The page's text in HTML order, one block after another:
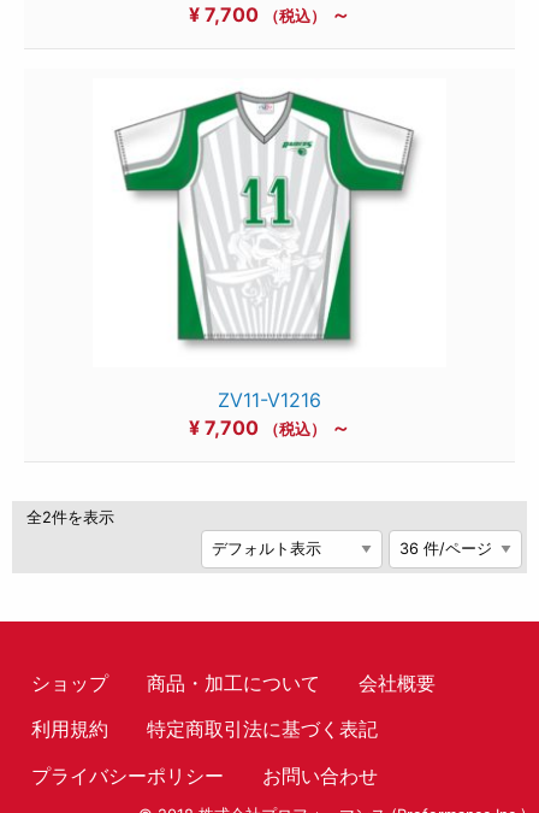
¥ 7,700 （税込） ～
ZV11-V1216
¥ 7,700 （税込） ～
全2件を表示
ショップ 商品・加工について
会社概要
利用規約
特定商取引法に基づく表記
プライバシーポリシー
お問い合わせ